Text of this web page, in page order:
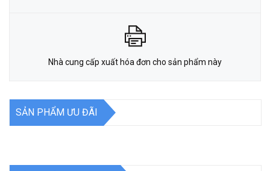
Nhà cung cấp xuất hóa đơn cho sản phẩm này
SẢN PHẨM ƯU ĐÃI